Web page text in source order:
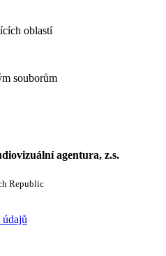
oblastí
souborům
agentura, z.s.
Republic
údajů